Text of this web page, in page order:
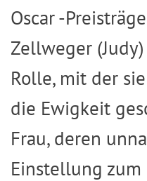
Oscar -
Zellweger
Rolle, mit der
die Ewigkeit
Frau, deren
Einstellung